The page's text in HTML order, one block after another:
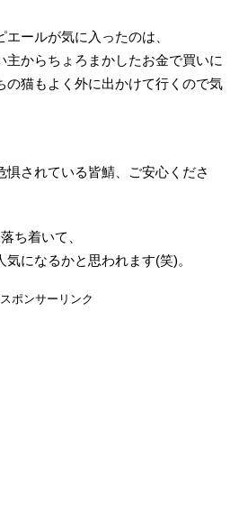
ールが気に入ったのは、
主からちょろまかしたお金で買いに
の猫もよく外に出かけて行くので気
惧されている皆鯖、ご安心くださ
ち着いて、
になるかと思われます(笑)。
スポンサーリンク